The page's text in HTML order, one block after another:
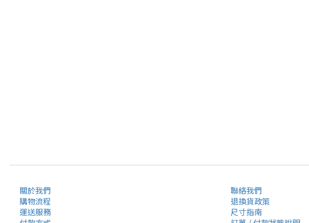
關於我們
購物流程
運送服務
聯絡我們
退換貨政策
尺寸指南